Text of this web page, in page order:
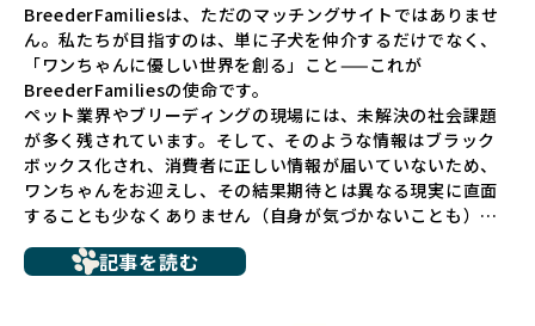
BreederFamiliesは、ただのマッチングサイトではありませ
ん。私たちが目指すのは、単に子犬を仲介するだけでなく、
「ワンちゃんに優しい世界を創る」こと——これが
BreederFamiliesの使命です。
ペット業界やブリーディングの現場には、未解決の社会課題
が多く残されています。そして、そのような情報はブラック
ボックス化され、消費者に正しい情報が届いていないため、
ワンちゃんをお迎えし、その結果期待とは異なる現実に直面
することも少なくありません（自身が気づかないことも）。
ち、健康面や社会性に問題を抱えていたり、またブリーダー
記事を読む